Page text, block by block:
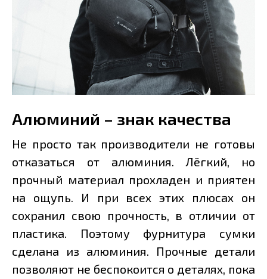
Алюминий – знак качества
Не просто так производители не готовы
отказаться от алюминия. Лёгкий, но
прочный материал прохладен и приятен
на ощупь. И при всех этих плюсах он
сохранил свою прочность, в отличии от
пластика. Поэтому фурнитура сумки
сделана из алюминия. Прочные детали
позволяют не беспокоится о деталях, пока